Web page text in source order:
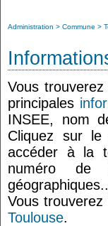
Administration Commune
Vous
principales
INSEE, nom
Cliquez sur
accéder à la
numéro de
Vous
Toulouse.